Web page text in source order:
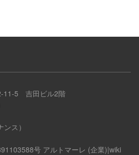
11-5 吉田ビル2階
ス）
号 アルトマーレ (企業)|wiki